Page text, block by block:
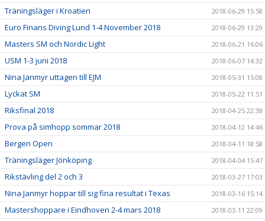
Träningsläger i Kroatien 2018-06-29 15:58
Euro Finans Diving Lund 1-4 November 2018 2018-06-29 13:29
Masters SM och Nordic Light 2018-06-21 16:06
USM 1-3 juni 2018 2018-06-07 14:32
Nina Janmyr uttagen till EJM 2018-05-31 15:08
Lyckat SM 2018-05-22 11:51
Riksfinal 2018 2018-04-25 22:38
Prova på simhopp sommar 2018 2018-04-12 14:46
Bergen Open 2018-04-11 18:58
Träningsläger Jönköping 2018-04-04 15:47
Rikstävling del 2 och 3 2018-03-27 17:03
Nina Janmyr hoppar till sig fina resultat i Texas 2018-03-16 15:14
Mastershoppare i Eindhoven 2-4 mars 2018 2018-03-11 22:09